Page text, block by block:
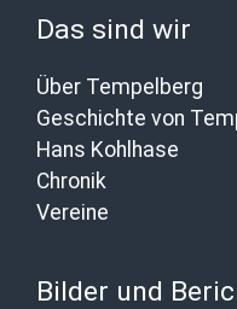
Das sind wir
Über Tempelberg
Geschichte von
Hans Kohlhase
Chronik
Vereine
Bilder und